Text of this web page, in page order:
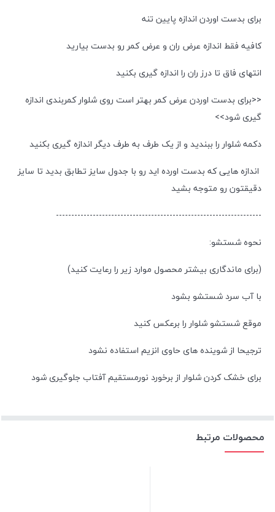
برای بدست اوردن اندازه پایین تنه
کافیه فقط اندازه عرض ران و عرض کمر رو بدست بیارید
انتهای فاق تا درز ران را اندازه گیری بکنید
<<برای بدست اوردن عرض کمر بهتر است روی شلوار کمربندی اندازه
گیری شود>>
دکمه شلوار را ببندید و از یک طرف به طرف دیگر اندازه گیری بکنید
اندازه هایی که بدست اورده اید رو با جدول سایز تطابق بدید تا سایز
دقیقتون رو متوجه بشید
-------------------------------------------------------------------
نحوه شستشو:
(برای ماندگاری بیشتر محصول موارد زیر را رعایت کنید)
با آب سرد شستشو بشود
موقع شستشو شلوار را برعکس کنید
ترجیحا از شوینده های حاوی انزیم استفاده نشود
برای خشک کردن شلوار از برخورد نورمستقیم آفتاب جلوگیری شود
محصولات مرتبط